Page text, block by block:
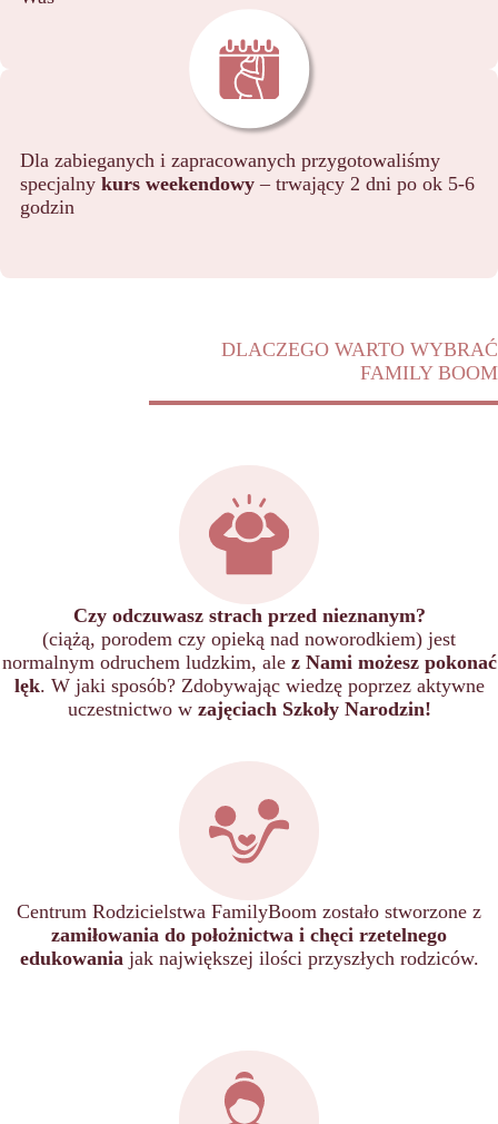
Dla zabieganych i zapracowanych przygotowaliśmy
specjalny kurs weekendowy– trwający 2 dni po ok 5-6
godzin
DLACZEGO WARTO WYBRAĆ
FAMILY BOOM
Czy odczuwasz strach przed nieznanym?
(ciążą, porodem czy opieką nad noworodkiem) jest
normalnym odruchem ludzkim, ale z Nami możesz pokonać
lęk. W jaki sposób? Zdobywając wiedzę poprzez aktywne
uczestnictwo w zajęciach Szkoły Narodzin!
Centrum Rodzicielstwa FamilyBoom zostało stworzone z
zamiłowania do położnictwa i chęci rzetelnego
edukowaniajak największej ilości przyszłych rodziców.